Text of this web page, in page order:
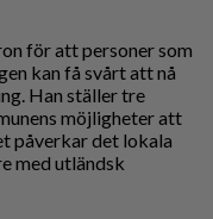
för att personer som
kan få svårt att nå
Han ställer tre
möjligheter att
påverkar det lokala
med utländsk